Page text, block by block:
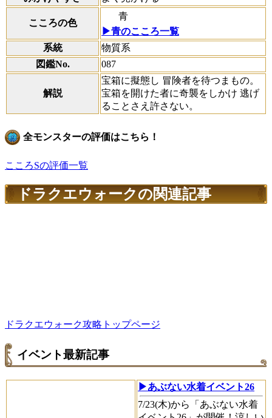
こころの色
青
▶青のこころ一覧
系統
物質系
図鑑No.
087
解説
宝箱に擬態し 冒険者を待つまもの。
宝箱を開けた者に奇襲をしかけ 逃げ
ることさえ許さない。
全モンスターの評価はこちら！
こころSの評価一覧
ドラクエウォークの関連記事
ドラクエウォーク攻略トップページ
イベント最新記事
▶あぶない水着イベント26
7/23(木)から「あぶない水着